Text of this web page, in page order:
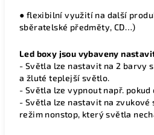
● flexibilní využití na další
sběratelské předměty, CD…)
Led boxy jsou vybaveny
- Světla lze nastavit na 2 barvy
a žluté teplejší světlo.
- Světla lze vypnout např.
- Světla lze nastavit na zvukové
režim nonstop, který světla